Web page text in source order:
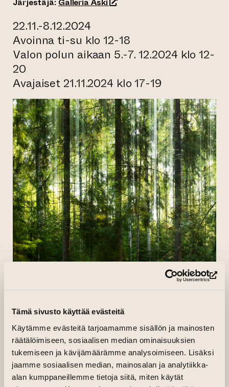
Tämä sivusto käyttää evästeitä
Käytämme evästeitä tarjoamamme sisällön ja mainosten
räätälöimiseen, sosiaalisen median ominaisuuksien
tukemiseen ja kävijämäärämme analysoimiseen. Lisäksi
jaamme sosiaalisen median, mainosalan ja analytiikka-
alan kumppaneillemme tietoja siitä, miten käytät
22.11.-8.12.2024
Avoinna ti-su klo 12-18
Valon polun aikaan 5.-7. 12.2024 klo 12-
20
Avajaiset 21.11.2024 klo 17-19
Vesa Aaltonen tarkastelee Elomaa-
hankkeessaan valokuvataiteelliseen
työhönsä pohjautuen metsän merkitystä
ihmiselle ylisukupolvisen ja henkilökohtaisen
metsäsuhteen kautta. Aaltonen omistaa
kaksi hehtaaria kaunista, sata vuotta suvun